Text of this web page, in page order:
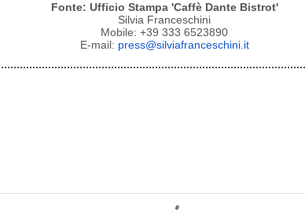
Fonte: Ufficio Stampa 'Caffè Dante Bistrot'
Silvia Franceschini
Mobile: +39 333 6523890
E-mail: press@silviafranceschini.it